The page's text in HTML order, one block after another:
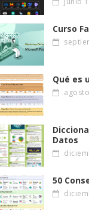
Curso
Qué es
Datos
50